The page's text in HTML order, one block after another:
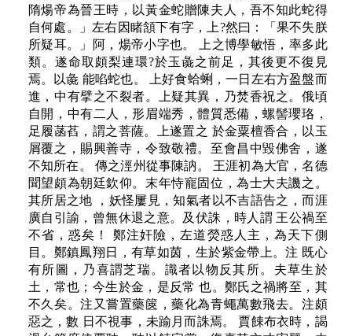
隋煬帝為晉王時，以黃金蛇贈陳夫人，吾不知此蛇得
自何處。」左右因睹頷下有字，上?然曰：「果不失朕
所疑耳。」阿，煬帝小字也。 上之博學敏悟，率多此
類。遂命取頗梨連環?於玉彘之前足，其後更不復見
焉。以彘 能啗蛇也。 上好食蛤蜊，一日左右方盈盤而
進，中有擘之不裂者。上疑其異，乃焚香祝之。俄頃
自開，中有二人，形眉端秀，體質悉備，螺髻瓔珞，
足履菡萏，謂之菩薩。上遂置之 於金粟檀香合，以玉
屑覆之，賜興善寺，令致敬禮。至會昌中毀佛舍，遂
不知所在。 傳之涇州從事陳訥。 王涯初為大官，名德
聞望頗為朝廷欽仰。末年恃寵固位，為士大夫譏之。
其所居之地 ，妖怪屢見，知氣者以不吉語告之，而涯
廣自引諭，曾無休退之意。及伏誅，時人謂 王公禍至
不省，惑矣！ 鄭注奸險，左道熒惑人主，為天下側
目。鄭鎮鳳翔日，有草如茵，生於紫金帶上。注 既心
有所圖，乃喜謂芝瑞。識者以物反其所。夫草生於
土，常也；今生於金，是反常 也。鄭氏之禍將至，其
不久矣。注又嘗置藥篋，藥化為青蠅萬數飛去。注頗
惡之，數 日不視事，未踰月而誅焉。 賈餗布衣時，謁